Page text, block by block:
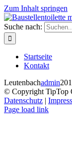
Zum Inhalt springen
Suche nach:
Startseite
Kontakt
Leutenbachadmin
© Copyright TipTop
Datenschutz |
Page load link